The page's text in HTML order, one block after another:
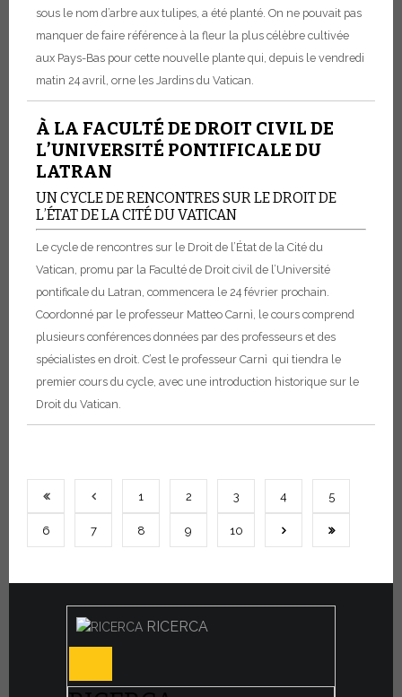
sous le nom d’arbre aux tulipes, a été planté. On ne pouvait pas
manquer de faire référence à la fleur la plus célèbre cultivée
aux Pays-Bas pour cette nouvelle plante qui, depuis le vendredi
matin 24 avril, orne les Jardins du Vatican.
À LA FACULTÉ DE DROIT CIVIL DE
L’UNIVERSITÉ PONTIFICALE DU
LATRAN
UN CYCLE DE RENCONTRES SUR LE DROIT DE
L’ÉTAT DE LA CITÉ DU VATICAN
Le cycle de rencontres sur le Droit de l’État de la Cité du
Vatican, promu par la Faculté de Droit civil de l’Université
pontificale du Latran, commencera le 24 février prochain.
Coordonné par le professeur Matteo Carnì, le cours comprend
plusieurs conférences données par des professeurs et des
spécialistes en droit. C’est le professeur Carnì qui tiendra le
premier cours du cycle, avec une introduction historique sur le
Droit du Vatican.
1 2 3 4 5
6 7 8 9 10
RICERCA